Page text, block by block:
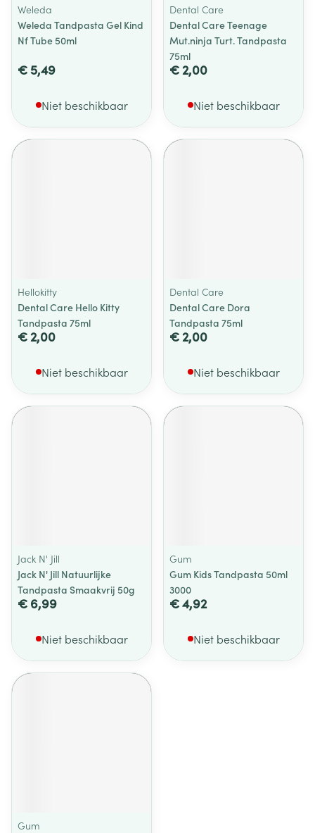
Weleda
Weleda Tandpasta Gel Kind
Nf Tube 50ml
€ 5,49
Niet beschikbaar
Dental Care
Dental Care Teenage
Mut.ninja Turt. Tandpasta
75ml
€ 2,00
Niet beschikbaar
Hellokitty
Dental Care Hello Kitty
Tandpasta 75ml
€ 2,00
Niet beschikbaar
Dental Care
Dental Care Dora
Tandpasta 75ml
€ 2,00
Niet beschikbaar
Jack N' Jill
Jack N' Jill Natuurlijke
Tandpasta Smaakvrij 50g
€ 6,99
Niet beschikbaar
Gum
Gum Kids Tandpasta 50ml
3000
€ 4,92
Niet beschikbaar
Gum